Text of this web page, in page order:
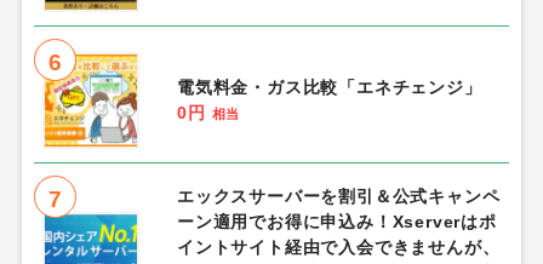
6
電気料金・ガス比較「エネチェンジ」
0円
相当
7
エックスサーバーを割引＆公式キャンペ
ーン適用でお得に申込み！Xserverはポ
イントサイト経由で入会できませんが、